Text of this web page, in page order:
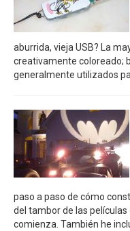
aburrida, vieja USB? La
creativamente coloreado;
generalmente utilizados
paso a paso de cómo
del tambor de las
comienza. También he